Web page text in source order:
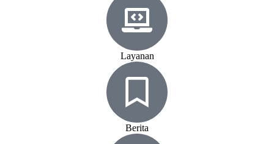
Layanan
Berita